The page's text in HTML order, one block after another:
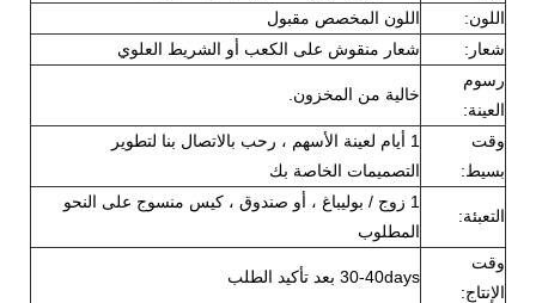
اللون:
اللون المخصص مقبول
شعار:
شعار منقوش على الكعب أو الشريط العلوي
رسوم
العينة:
خالية من المخزون.
وقت
بسيط:
1 أيام لعينة الأسهم ، رحب بالاتصال بنا لتطوير
التصميمات الخاصة بك
التعبئة:
1 زوج / بوليباغ ، أو صندوق ، كيس منسوج على النحو
المطلوب
وقت
الإنتاج:
30-40days بعد تأكيد الطلب